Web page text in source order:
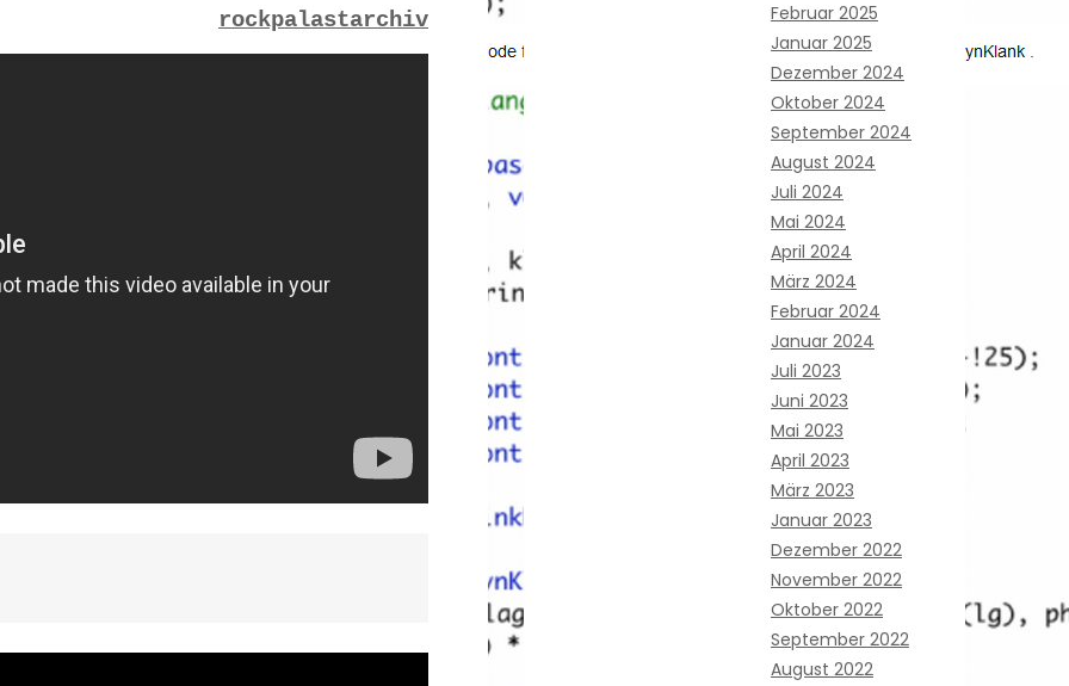
rockpalastarchiv
Februar 2025
Januar 2025
Dezember 2024
Oktober 2024
September 2024
August 2024
Juli 2024
Mai 2024
April 2024
März 2024
Februar 2024
Januar 2024
Juli 2023
Juni 2023
Mai 2023
April 2023
März 2023
Januar 2023
Dezember 2022
November 2022
Oktober 2022
September 2022
August 2022